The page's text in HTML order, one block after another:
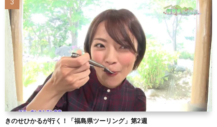
きのせひかるが行く！「福島県ツーリング」第2週